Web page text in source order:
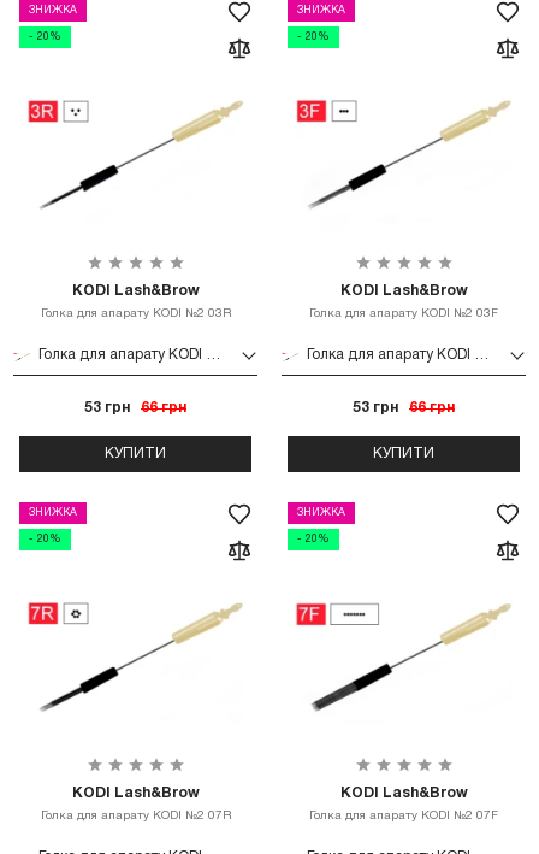
ЗНИЖКА
- 20%
KODI Lash&Brow
Голка для апарату KODI №2 03R
53 грн 66 грн
КУПИТИ
ЗНИЖКА
- 20%
KODI Lash&Brow
Голка для апарату KODI №2 03F
53 грн 66 грн
КУПИТИ
ЗНИЖКА
- 20%
KODI Lash&Brow
Голка для апарату KODI №2 07R
ЗНИЖКА
- 20%
KODI Lash&Brow
Голка для апарату KODI №2 07F